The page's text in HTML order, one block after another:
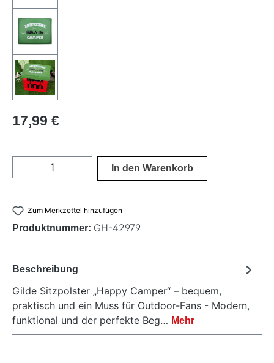
Regulärer Preis:
17,99 €
Produkt Anzahl: Gib den gewünschten
In den Warenkorb
Zum Merkzettel hinzufügen
Produktnummer: GH-42979
Beschreibung
Gilde Sitzpolster „Happy Camper“ – bequem,
praktisch und ein Muss für Outdoor-Fans - Modern,
funktional und der perfekte Beg… Mehr